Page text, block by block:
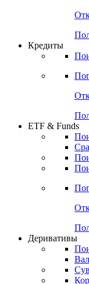
ETF & Funds
Деривативы